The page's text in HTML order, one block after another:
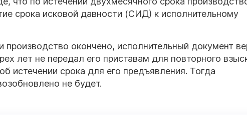
срока исковой давности (СИД) к исполнительному
окончено, исполнительный документ
лет не передал его приставам для повторного
истечении срока для его предъявления. Тогда
не будет.